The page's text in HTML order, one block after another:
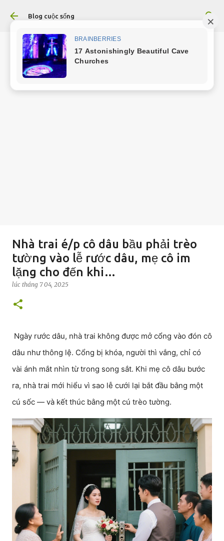
Chuyển đến nội dung chính
Blog cuộc sống
Nhà trai é/p cô dâu bầu phải trèo
tường vào lễ rước dâu, mẹ cô im
lặng cho đến khi…
lúc tháng 7 04, 2025
Ngày rước dâu, nhà trai không được mở cổng vào đón cô
dâu như thông lệ. Cổng bị khóa, người thì vắng, chỉ có
vài ánh mắt nhìn từ trong song sắt. Khi mẹ cô dâu bước
ra, nhà trai mới hiểu vì sao lễ cưới lại bắt đầu bằng một
cú sốc — và kết thúc bằng một cú trèo tường.